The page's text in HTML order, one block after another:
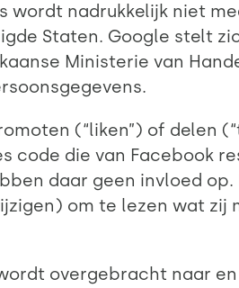
wordt nadrukkelijk niet
Staten. Google stelt
Ministerie van
(“liken”) of delen
code die van Facebook
daar geen invloed op.
om te lezen wat zij
overgebracht naar